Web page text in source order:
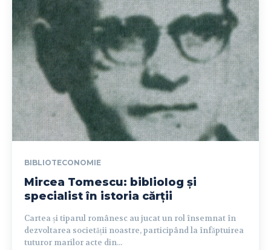
BIBLIOTECONOMIE
Mircea Tomescu: bibliolog și
specialist în istoria cărții
Cartea și tiparul românesc au jucat un rol însemnat în
dezvoltarea societății noastre, participând la înfăptuirea
tuturor marilor acte din...